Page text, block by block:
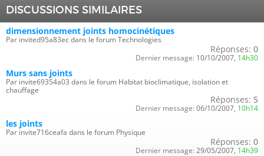
DISCUSSIONS SIMILAIRES
dimensionnement joints homocinétiques
Par invited95a83ec dans le forum Technologies
Réponses: 0
Dernier message: 10/10/2007, 14h30
Murs sans joints
Par invite69354a03 dans le forum Habitat bioclimatique, isolation et
chauffage
Réponses: 5
Dernier message: 06/10/2007, 10h14
les joints
Par invite716ceafa dans le forum Physique
Réponses: 0
Dernier message: 29/05/2007, 14h39